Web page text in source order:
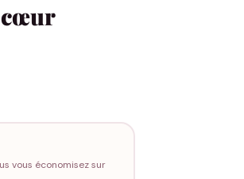
vous économisez sur